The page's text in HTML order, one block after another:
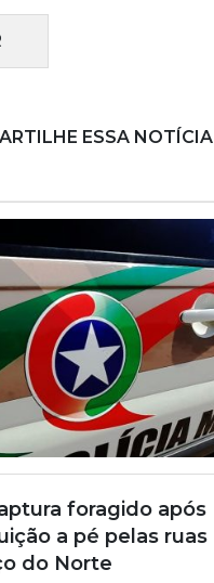
ESSA NOTÍCIA
foragido após
a pé pelas ruas
do Norte